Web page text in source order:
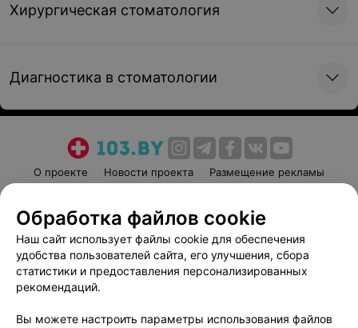
Хирургическая стоматология
Диагностика в стоматологии
О проекте Новости проекта
Размещение рекламы
Пользовательское соглашение
Способы оплаты
Вакансии
Партнеры
Написать руководителю 103.by
Обработка файлов cookie
Наш сайт использует файлы cookie для обеспечения
удобства пользователей сайта, его улучшения, сбора
статистики и предоставления персонализированных
рекомендаций.
Вы можете настроить параметры использования файлов